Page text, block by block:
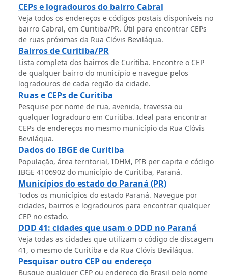
CEPs e logradouros do bairro Cabral
Veja todos os endereços e códigos postais disponíveis no
bairro Cabral, em Curitiba/PR. Útil para encontrar CEPs
de ruas próximas da Rua Clóvis Beviláqua.
Bairros de Curitiba/PR
Lista completa dos bairros de Curitiba. Encontre o CEP
de qualquer bairro do município e navegue pelos
logradouros de cada região da cidade.
Ruas e CEPs de Curitiba
Pesquise por nome de rua, avenida, travessa ou
qualquer logradouro em Curitiba. Ideal para encontrar
CEPs de endereços no mesmo município da Rua Clóvis
Beviláqua.
Dados do IBGE de Curitiba
População, área territorial, IDHM, PIB per capita e código
IBGE 4106902 do município de Curitiba, Paraná.
Municípios do estado do Paraná (PR)
Todos os municípios do estado Paraná. Navegue por
cidades, bairros e logradouros para encontrar qualquer
CEP no estado.
DDD 41: cidades que usam o DDD no Paraná
Veja todas as cidades que utilizam o código de discagem
41, o mesmo de Curitiba e da Rua Clóvis Beviláqua.
Pesquisar outro CEP ou endereço
Busque qualquer CEP ou endereço do Brasil pelo nome